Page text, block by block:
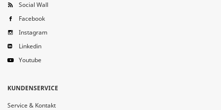
Social Wall
Facebook
Instagram
Linkedin
Youtube
KUNDENSERVICE
Service & Kontakt